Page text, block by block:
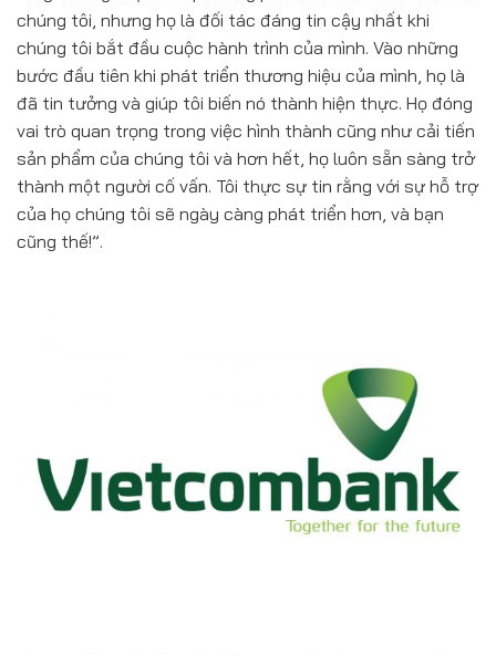
chúng tôi, nhưng họ là đối tác đáng tin cậy nhất khi
chúng tôi bắt đầu cuộc hành trình của mình. Vào những
bước đầu tiên khi phát triển thương hiệu của mình, họ là
đã tin tưởng và giúp tôi biến nó thành hiện thực. Họ đóng
vai trò quan trọng trong việc hình thành cũng như cải tiến
sản phẩm của chúng tôi và hơn hết, họ luôn sẵn sàng trở
thành một người cố vấn. Tôi thực sự tin rằng với sự hỗ trợ
của họ chúng tôi sẽ ngày càng phát triển hơn, và bạn
cũng thế!”.